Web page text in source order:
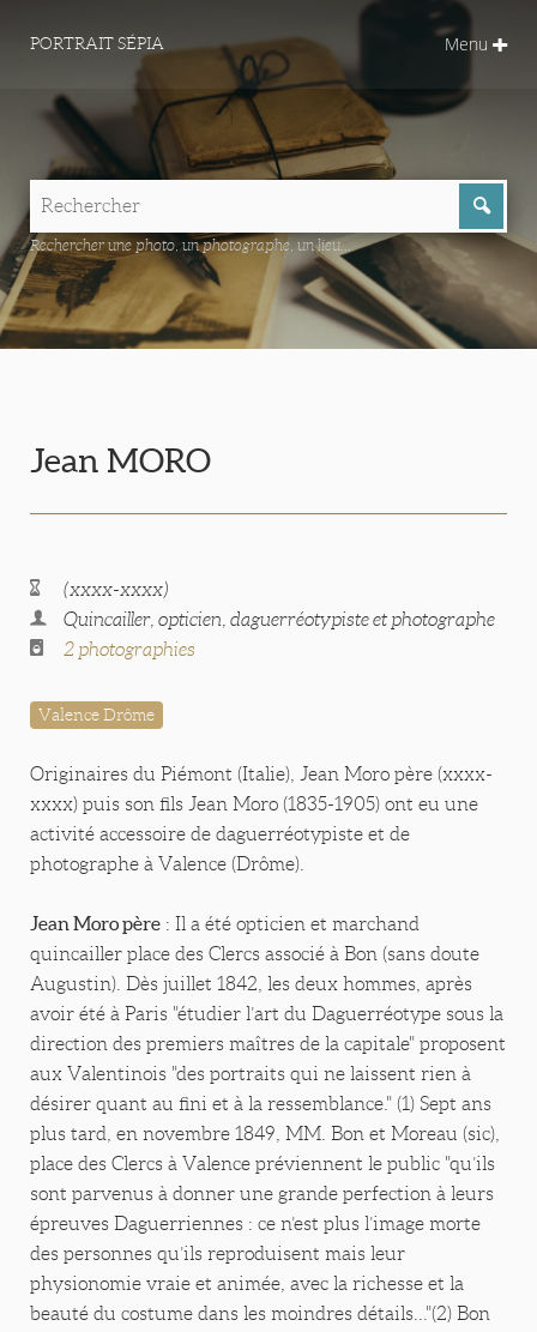
PORTRAIT SÉPIA Menu
Rechercher une photo, un photographe, un lieu...
Jean MORO
(xxxx-xxxx)
Quincailler, opticien, daguerréotypiste et photographe
2 photographies
Valence Drôme
Originaires du Piémont (Italie), Jean Moro père (xxxx-
xxxx) puis son fils Jean Moro (1835-1905) ont eu une
activité accessoire de daguerréotypiste et de
photographe à Valence (Drôme).
Jean Moro père : Il a été opticien et marchand
quincailler place des Clercs associé à Bon (sans doute
Augustin). Dès juillet 1842, les deux hommes, après
avoir été à Paris "étudier l’art du Daguerréotype sous la
direction des premiers maîtres de la capitale" proposent
aux Valentinois "des portraits qui ne laissent rien à
désirer quant au fini et à la ressemblance." (1) Sept ans
plus tard, en novembre 1849, MM. Bon et Moreau (sic),
place des Clercs à Valence préviennent le public "qu’ils
sont parvenus à donner une grande perfection à leurs
épreuves Daguerriennes : ce n’est plus l’image morte
des personnes qu’ils reproduisent mais leur
physionomie vraie et animée, avec la richesse et la
beauté du costume dans les moindres détails..."(2) Bon